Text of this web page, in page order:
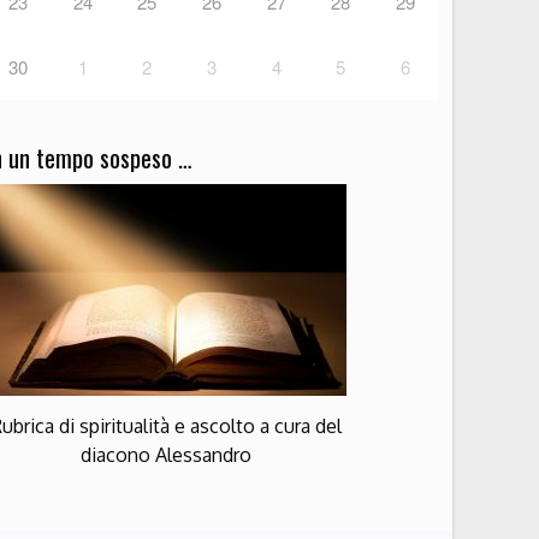
30 1 2 3 4 5 6
un tempo sospeso …
di spiritualità e ascolto a cura del
diacono Alessandro